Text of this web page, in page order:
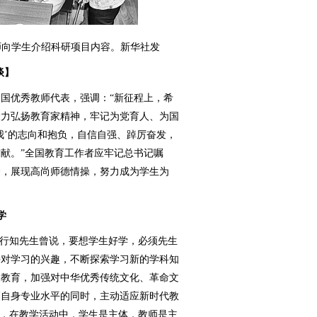
学生介绍科研项目内容。新华社发
秀教师代表，强调：“新征程上，希
弘扬教育家精神，牢记为党育人、为国
的志向和抱负，自信自强、踔厉奋发，
。”全国教育工作者应牢记总书记嘱
展现高尚师德情操，努力成为学生为
先生曾说，要想学生好学，必须先生
学习的兴趣，不断探索学习新的学科知
育，加强对中华优秀传统文化、革命文
身专业水平的同时，主动适应新时代教
在教学活动中，学生是主体，教师是主